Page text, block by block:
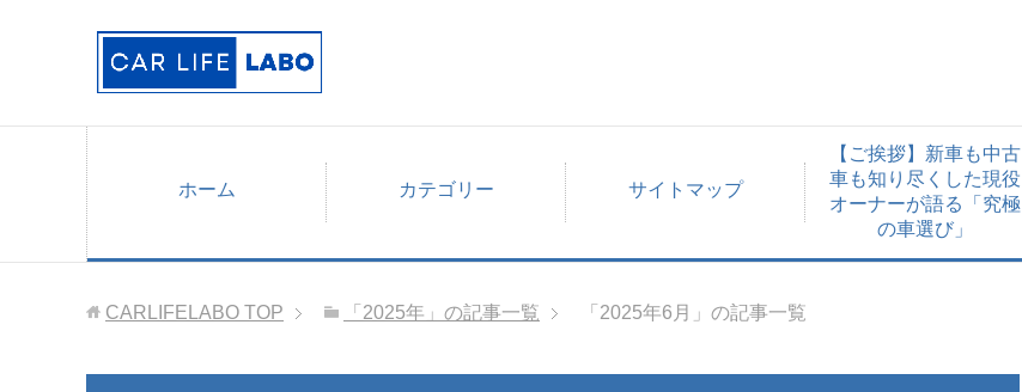
ホーム カテゴリー サイトマップ
【ご挨拶】新車も中古
車も知り尽くした現役
オーナーが語る「究極
の車選び」
CARLIFELABO TOP 「2025年」の記事一覧 「2025年6月」の記事一覧